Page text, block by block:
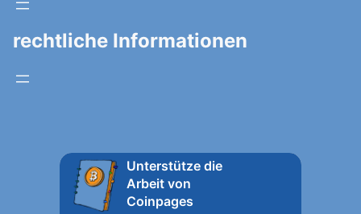
rechtliche Informationen
Unterstütze die
Arbeit von
Coinpages